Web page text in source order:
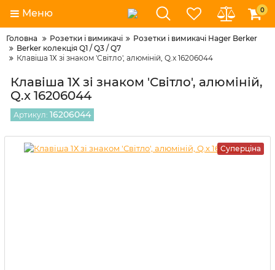
Меню 0
Головна Розетки і вимикачі
Розетки і вимикачі Hager Berker
Berker колекція Q1 / Q3 / Q7
Клавіша 1Х зі знаком 'Світло', алюміній, Q.x 16206044
Клавіша 1Х зі знаком 'Світло', алюміній,
Q.x 16206044
Артикул: 16206044
Суперціна